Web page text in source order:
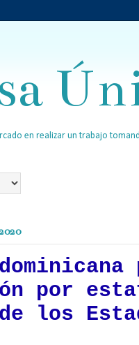
en realizar un trabajo
por
los